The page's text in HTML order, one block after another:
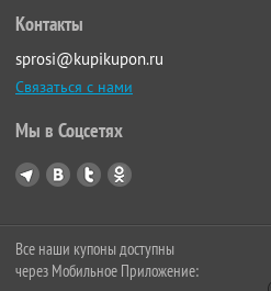
Контакты
sprosi@kupikupon.ru
Связаться с нами
Мы в Соцсетях
Все наши купоны доступны
через Мобильное Приложение: